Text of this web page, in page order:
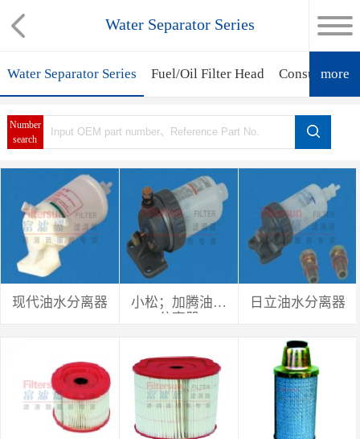
Water Separator Series
Water Separator Series Fuel/Oil Filter Head Consumable
more
Number
search
现代油水分离器
小松；加腾油水
日立油水分离器